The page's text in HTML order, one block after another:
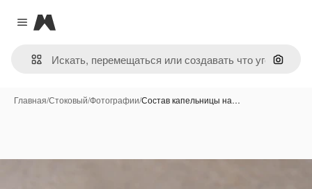
Close menu
Magnific
Поиск
Главная/Стоковый/Фотографии/Состав капельницы на…